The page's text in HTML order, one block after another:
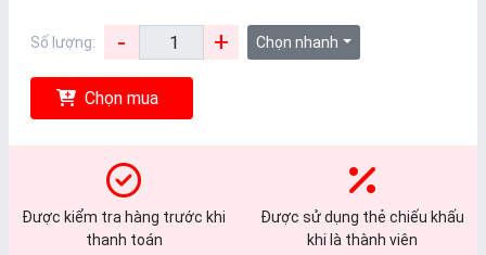
Số lượng: - + Chọn nhanh
Chọn mua
Được kiểm tra hàng trước khi
thanh toán
Được sử dụng thẻ chiếu khấu
khi là thành viên